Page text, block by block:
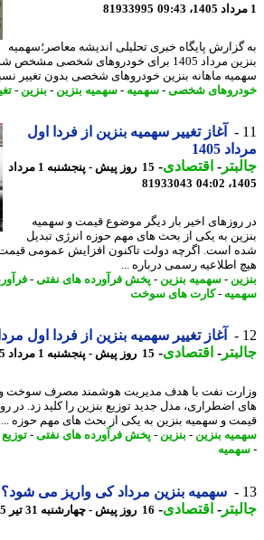
81933995
پایگاه خبری تحلیلی اندیشه معاصر؛سهمیه
بنزین مرداد 1405 برای خودروهای شخصی مشخص
ماهانه بنزین خودروهای شخصی بدون تغییر نسبت
شخصی-سهمیه-سهمیه بنزین- بنزین- تغییر-
آغاز تغییر سهمیه بنزین از فردا اول
1405
-اقتصادی-
15 روز پیش - پنجشنبه 1 مرداد
81933043
اخیر بار دیگر موضوع قیمت و سهمیه
به یکی از بحث های مهم حوزه انرژی تبدیل
است. اگرچه دولت تاکنون افزایش عمومی قیمت بنزین
اطلاعیه رسمی درباره ...
- سهمیه بنزین- پخش فرآورده های نفتی-فرآورده
-کارت های سوخت
آغاز تغییر سهمیه بنزین از فردا اول مرداد 1405
-اقتصادی-15 روز پیش - پنجشنبه 1 مرداد 1405، 01:22
نفت با هدف مدیریت هوشمند مصرف سوخت و
اضطراری، مدل جدید توزیع بنزین را کلید زد. در
و سهمیه بنزین به یکی از بحث های مهم حوزه ...
بنزین- بنزین- پخش فرآورده های نفتی-توزیع-
سهمیه بنزین مرداد کی واریز می شود؟
-اقتصادی-16 روز پیش - چهارشنبه 31 تیر 1405، 15:57